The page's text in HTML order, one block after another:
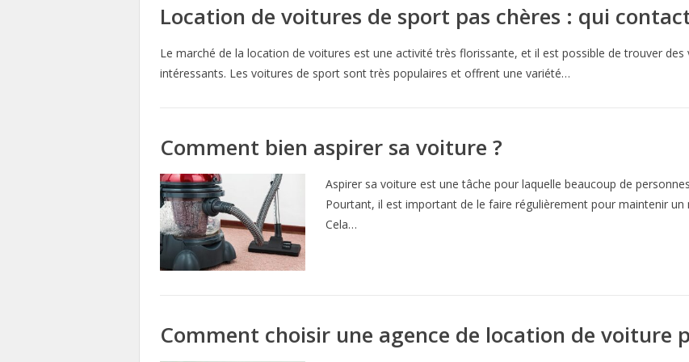
Location de voitures de sport pas chères : qui
Le marché de la location de voitures est une activité très florissante, et il est possible de trouver
intéressants. Les voitures de sport sont très populaires et offrent une variété…
Comment bien aspirer sa voiture ?
Aspirer sa voiture est une tâche pour laquelle beaucoup de
Pourtant, il est important de le faire régulièrement pour maintenir un
Cela…
Comment choisir une agence de location de voiture